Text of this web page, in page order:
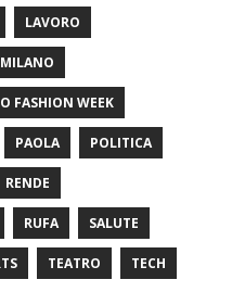
LAVORO
MILANO
FASHION WEEK
PAOLA POLITICA
RENDE
RUFA SALUTE
TEATRO TECH